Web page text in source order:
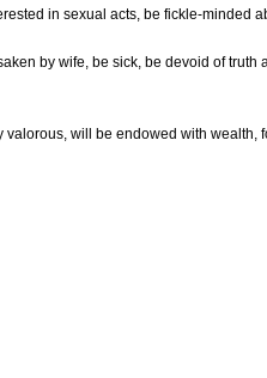
in sexual acts, be fickle-minded
by wife, be sick, be devoid of
valorous, will be endowed with